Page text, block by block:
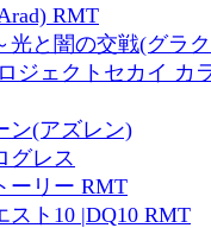
RMT
光と闇の交戦(グラ
ジェクトセカイ カ
ン(アズレン)
グレス
ーリー RMT
スト10 |DQ10 RMT